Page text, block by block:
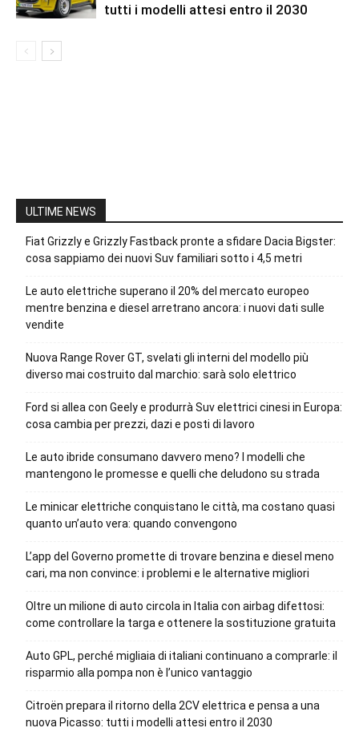
tutti i modelli attesi entro il 2030
ULTIME NEWS
Fiat Grizzly e Grizzly Fastback pronte a sfidare Dacia Bigster:
cosa sappiamo dei nuovi Suv familiari sotto i 4,5 metri
Le auto elettriche superano il 20% del mercato europeo
mentre benzina e diesel arretrano ancora: i nuovi dati sulle
vendite
Nuova Range Rover GT, svelati gli interni del modello più
diverso mai costruito dal marchio: sarà solo elettrico
Ford si allea con Geely e produrrà Suv elettrici cinesi in Europa:
cosa cambia per prezzi, dazi e posti di lavoro
Le auto ibride consumano davvero meno? I modelli che
mantengono le promesse e quelli che deludono su strada
Le minicar elettriche conquistano le città, ma costano quasi
quanto un’auto vera: quando convengono
L’app del Governo promette di trovare benzina e diesel meno
cari, ma non convince: i problemi e le alternative migliori
Oltre un milione di auto circola in Italia con airbag difettosi:
come controllare la targa e ottenere la sostituzione gratuita
Auto GPL, perché migliaia di italiani continuano a comprarle: il
risparmio alla pompa non è l’unico vantaggio
Citroën prepara il ritorno della 2CV elettrica e pensa a una
nuova Picasso: tutti i modelli attesi entro il 2030